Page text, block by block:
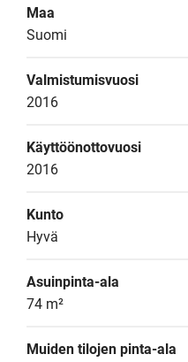
Maa
Suomi
Valmistumisvuosi
2016
Käyttöönottovuosi
2016
Kunto
Hyvä
Asuinpinta-ala
74 m²
Muiden tilojen pinta-ala